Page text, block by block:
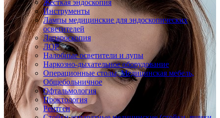
Жесткая эндоскопия
Инструменты
Лампы медицинские для эндоскопических
осветителей
Лапароскопия
ЛОР
Налобные осветители и лупы
Наркозно-дыхательное оборудование
Операционные столы, Медицинская мебель,
Общебольничное
Офтальмология
Проктология
Рентген